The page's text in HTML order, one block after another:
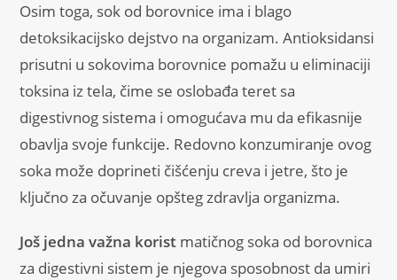
Osim toga, sok od borovnice ima i blago
detoksikacijsko dejstvo na organizam. Antioksidansi
prisutni u sokovima borovnice pomažu u eliminaciji
toksina iz tela, čime se oslobađa teret sa
digestivnog sistema i omogućava mu da efikasnije
obavlja svoje funkcije. Redovno konzumiranje ovog
soka može doprineti čišćenju creva i jetre, što je
ključno za očuvanje opšteg zdravlja organizma.
Još jedna važna korist matičnog soka od borovnica
za digestivni sistem je njegova sposobnost da umiri